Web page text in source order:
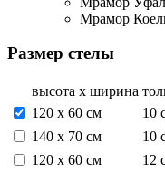
Мрамор
Размер стелы
высота х ширина
120 х 60 см
10
140 х 70 см
10
120 х 60 см
12